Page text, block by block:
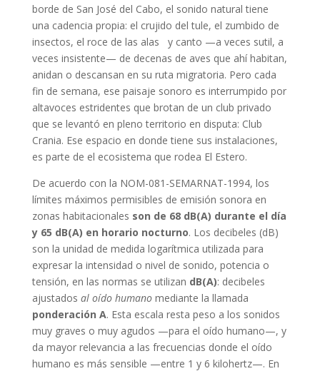
borde de San José del Cabo, el sonido natural tiene
una cadencia propia: el crujido del tule, el zumbido de
insectos, el roce de las alas y canto —a veces sutil, a
veces insistente— de decenas de aves que ahí habitan,
anidan o descansan en su ruta migratoria. Pero cada
fin de semana, ese paisaje sonoro es interrumpido por
altavoces estridentes que brotan de un club privado
que se levantó en pleno territorio en disputa: Club
Crania. Ese espacio en donde tiene sus instalaciones,
es parte de el ecosistema que rodea El Estero.
De acuerdo con la NOM-081-SEMARNAT-1994, los
límites máximos permisibles de emisión sonora en
zonas habitacionales son de 68 dB(A) durante el día
y 65 dB(A) en horario nocturno. Los decibeles (dB)
son la unidad de medida logarítmica utilizada para
expresar la intensidad o nivel de sonido, potencia o
tensión, en las normas se utilizan dB(A): decibeles
ajustados al oído humanomediante la llamada
ponderación A. Esta escala resta peso a los sonidos
muy graves o muy agudos —para el oído humano—, y
da mayor relevancia a las frecuencias donde el oído
humano es más sensible —entre 1 y 6 kilohertz—. En